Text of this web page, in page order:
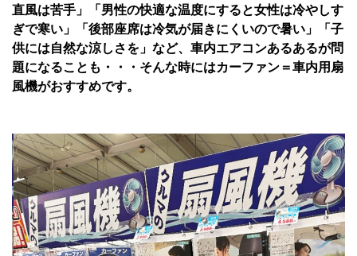
直風は苦手」「男性の快適な温度にすると女性は冷やしす
ぎで寒い」「後部座席は冷気が届きにくいので暑い」「子
供には自然な涼しさを」など、車内エアコンあるあるが問
題になることも・・・そんな時にはカーファン＝車内用扇
風機がおすすめです。